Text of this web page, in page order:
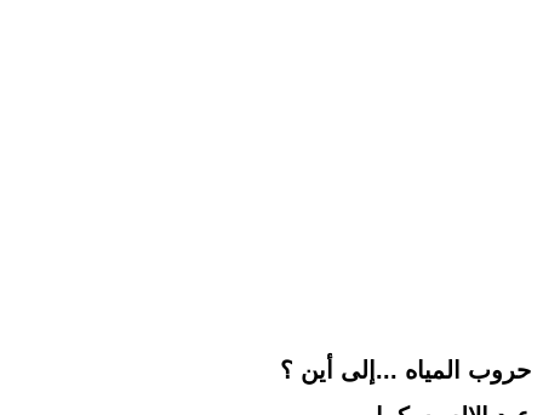
حروب المياه ...إلى أين ؟